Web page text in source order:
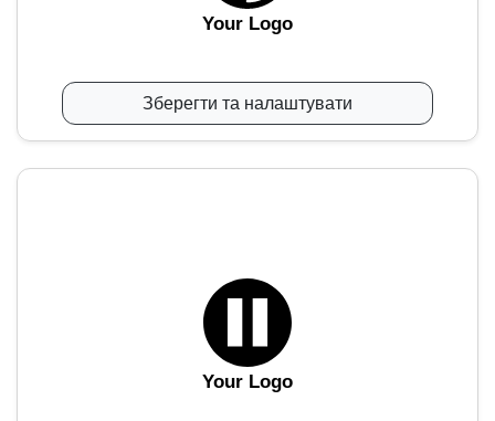
Your Logo
Зберегти та налаштувати
Your Logo